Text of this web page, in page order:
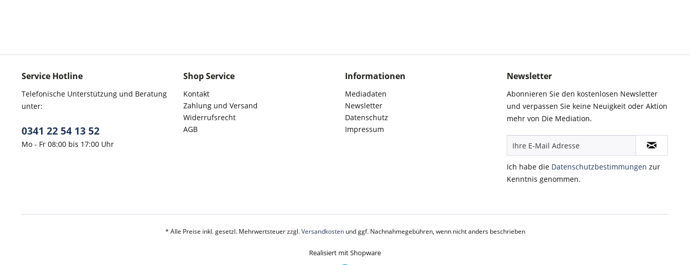
Service Hotline
Telefonische Unterstützung und Beratung
unter:
0341 22 54 13 52
Mo - Fr 08:00 bis 17:00 Uhr
Shop Service
Kontakt
Zahlung und Versand
Widerrufsrecht
AGB
Informationen
Mediadaten
Newsletter
Datenschutz
Impressum
Newsletter
Abonnieren Sie den kostenlosen Newsletter
und verpassen Sie keine Neuigkeit oder Aktion
mehr von Die Mediation.
Ich habe die Datenschutzbestimmungen zur
Kenntnis genommen.
* Alle Preise inkl. gesetzl. Mehrwertsteuer zzgl.Versandkostenund ggf. Nachnahmegebühren, wenn nicht anders beschrieben
Realisiert mit Shopware